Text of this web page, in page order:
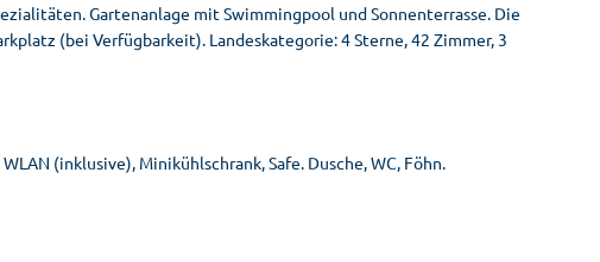
Gartenanlage mit Swimmingpool und Sonnenterrasse. Die
(bei Verfügbarkeit). Landeskategorie: 4 Sterne, 42 Zimmer, 3
(inklusive), Minikühlschrank, Safe. Dusche, WC, Föhn.